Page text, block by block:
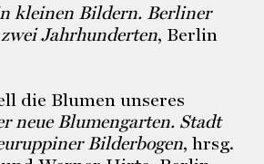
kleinen Bildern. Berliner
Jahrhunderten, Berlin
die Blumen unseres
neue Blumengarten. Stadt
Bilderbogen, hrsg.